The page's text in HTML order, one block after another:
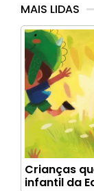
MAIS LIDAS
Crianças
infantil da